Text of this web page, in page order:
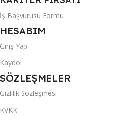
İş Başvurusu Formu
HESABIM
Giriş Yap
Kaydol
SÖZLEŞMELER
Gizlilik Sözleşmesi
KVKK